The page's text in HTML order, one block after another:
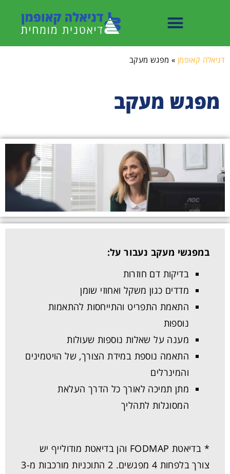
דניאלה קאופמן » מפגש מעקב
מפגש מעקב
במפגשי מעקב נעבור על:
בדיקות דם חוזרות
מדדים כגון משקל ואחוזי שומן
התאמת התפריט והתייחסות להתאמות
נוספות
מענה על שאלות נוספות שעולות
התאמה נוספת במידת הצורך, של הויטמינים
והמינרלים
מתן תמיכה לאורך כל הדרך העלאת
המסוגלות לתהליך
* בדיאטת FODMAP והן בדיאטת מודולייף יש
צורך בלפחות 4 מפגשים. 2 התוכניות מורכבות מ-3